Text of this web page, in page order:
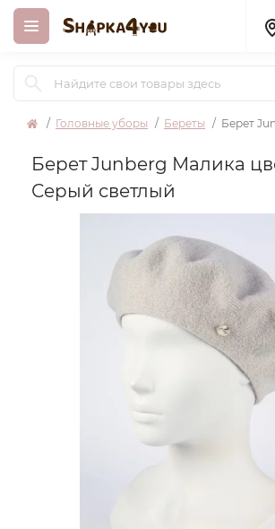
Головные уборы Береты Берет
Берет Junberg Малика
Серый светлый